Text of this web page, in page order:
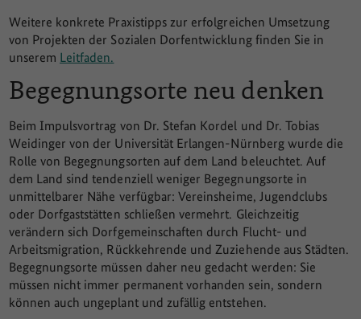
Weitere konkrete Praxistipps zur erfolgreichen Umsetzung
von Projekten der Sozialen Dorfentwicklung finden Sie in
unserem Leitfaden.
Begegnungsorte neu denken
Beim Impulsvortrag von Dr. Stefan Kordel und Dr. Tobias
Weidinger von der Universität Erlangen-Nürnberg wurde die
Rolle von Begegnungsorten auf dem Land beleuchtet. Auf
dem Land sind tendenziell weniger Begegnungsorte in
unmittelbarer Nähe verfügbar: Vereinsheime, Jugendclubs
oder Dorfgaststätten schließen vermehrt. Gleichzeitig
verändern sich Dorfgemeinschaften durch Flucht- und
Arbeitsmigration, Rückkehrende und Zuziehende aus Städten.
Begegnungsorte müssen daher neu gedacht werden: Sie
müssen nicht immer permanent vorhanden sein, sondern
können auch ungeplant und zufällig entstehen.